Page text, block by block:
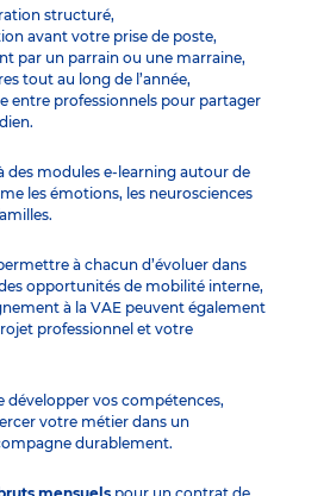
structuré,
avant votre prise de poste,
par un parrain ou une marraine,
tout au long de l’année,
entre professionnels pour partager
des modules e-learning autour de
les émotions, les neurosciences
à chacun d’évoluer dans
opportunités de mobilité interne,
à la VAE peuvent également
professionnel et votre
développer vos compétences,
votre métier dans un
durablement.